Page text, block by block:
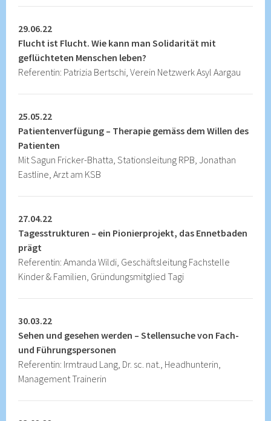
29.06.22
Flucht ist Flucht. Wie kann man Solidarität mit
geflüchteten Menschen leben?
Referentin: Patrizia Bertschi, Verein Netzwerk Asyl Aargau
25.05.22
Patientenverfügung – Therapie gemäss dem Willen des
Patienten
Mit Sagun Fricker-Bhatta, Stationsleitung RPB, Jonathan
Eastline, Arzt am KSB
27.04.22
Tagesstrukturen – ein Pionierprojekt, das Ennetbaden
prägt
Referentin: Amanda Wildi, Geschäftsleitung Fachstelle
Kinder & Familien, Gründungsmitglied Tagi
30.03.22
Sehen und gesehen werden – Stellensuche von Fach-
und Führungspersonen
Referentin: Irmtraud Lang, Dr. sc. nat., Headhunterin,
Management Trainerin